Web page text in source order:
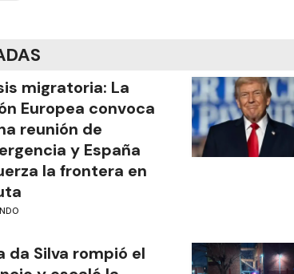
migratoria: La
Europea convoca
reunión de
y España
la frontera en
da Silva rompió el